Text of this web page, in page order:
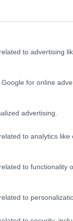
to advertising
for online
advertising.
to analytics like
to functionality
to